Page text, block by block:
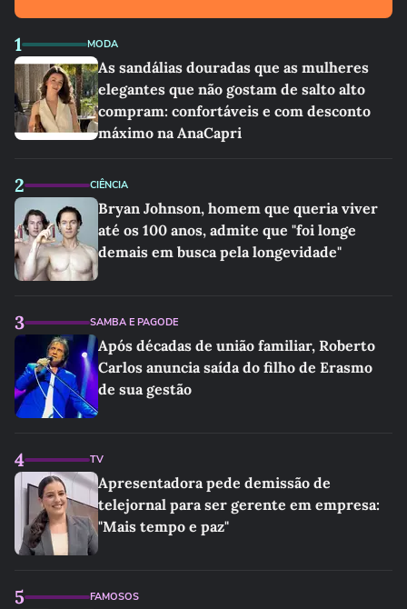
1 MODA
As sandálias douradas que as mulheres
elegantes que não gostam de salto alto
compram: confortáveis e com desconto
máximo na AnaCapri
2 CIÊNCIA
Bryan Johnson, homem que queria viver
até os 100 anos, admite que "foi longe
demais em busca pela longevidade"
3 SAMBA E PAGODE
Após décadas de união familiar, Roberto
Carlos anuncia saída do filho de Erasmo
de sua gestão
4 TV
Apresentadora pede demissão de
telejornal para ser gerente em empresa:
"Mais tempo e paz"
5 FAMOSOS